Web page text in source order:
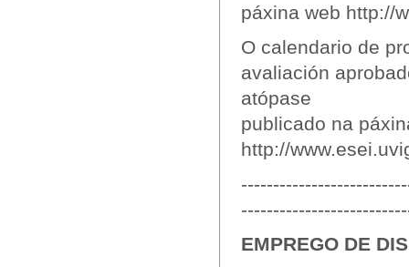
páxina web http://
O calendario de
avaliación
atópase
publicado na
http://
EMPREGO DE